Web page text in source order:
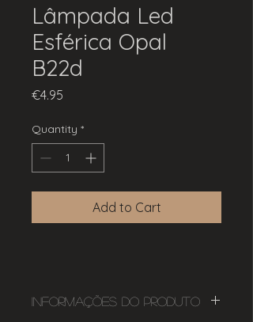
Lâmpada Led
Esférica Opal
B22d
€4.95
Quantity *
Add to Cart
Informações do Produto